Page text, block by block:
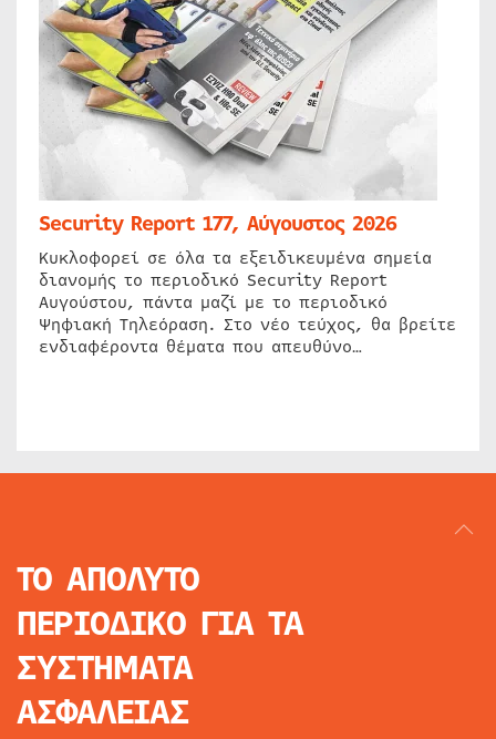
Security Report 177, Αύγουστος 2026
Κυκλοφορεί σε όλα τα εξειδικευμένα σημεία
διανομής το περιοδικό Security Report
Αυγούστου, πάντα μαζί με το περιοδικό
Ψηφιακή Τηλεόραση. Στο νέο τεύχος, θα βρείτε
ενδιαφέροντα θέματα που απευθύνο…
ΤΟ ΑΠΟΛΥΤΟ
ΠΕΡΙΟΔΙΚΟ ΓΙΑ ΤΑ
ΣΥΣΤΗΜΑΤΑ
ΑΣΦΑΛΕΙΑΣ